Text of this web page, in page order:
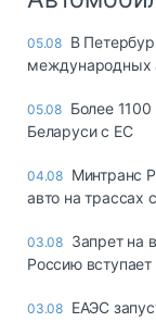
05.08 В
международных
05.08 Более
Беларуси с ЕС
04.08 Минтранс
авто на трассах
03.08 Запрет на
Россию вступает
03.08 ЕАЭС